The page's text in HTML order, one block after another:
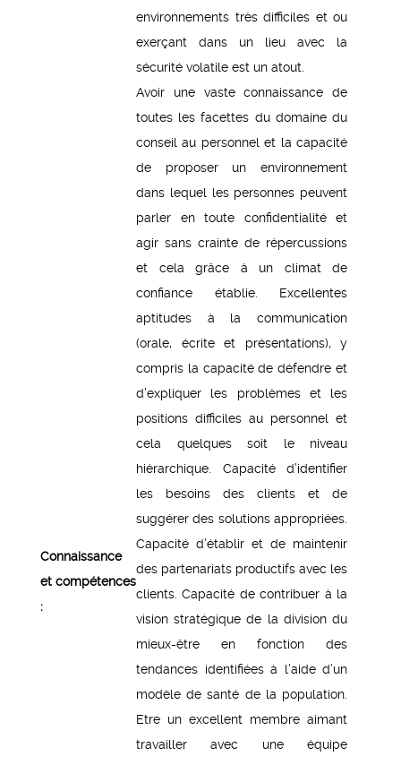
environnements très difficiles et ou
exerçant dans un lieu avec la
sécurité volatile est un atout.
Connaissance
et compétences
:
Avoir une vaste connaissance de
toutes les facettes du domaine du
conseil au personnel et la capacité
de proposer un environnement
dans lequel les personnes peuvent
parler en toute confidentialité et
agir sans crainte de répercussions
et cela grâce à un climat de
confiance établie. Excellentes
aptitudes à la communication
(orale, écrite et présentations), y
compris la capacité de défendre et
d’expliquer les problèmes et les
positions difficiles au personnel et
cela quelques soit le niveau
hiérarchique. Capacité d’identifier
les besoins des clients et de
suggérer des solutions appropriées.
Capacité d’établir et de maintenir
des partenariats productifs avec les
clients. Capacité de contribuer à la
vision stratégique de la division du
mieux-être en fonction des
tendances identifiées à l’aide d’un
modèle de santé de la population.
Etre un excellent membre aimant
travailler avec une équipe